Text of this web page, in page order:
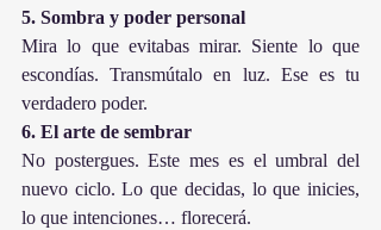
5. Sombra y poder personal
Mira lo que evitabas mirar. Siente lo que
escondías. Transmútalo en luz. Ese es tu
verdadero poder.
6. El arte de sembrar
No postergues. Este mes es el umbral del
nuevo ciclo. Lo que decidas, lo que inicies,
lo que intenciones… florecerá.